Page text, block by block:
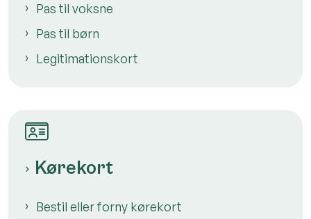
Pas til voksne
Pas til børn
Legitimationskort
Kørekort
Bestil eller forny kørekort